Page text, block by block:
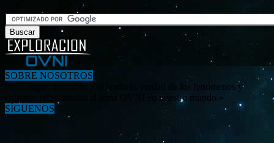
SOBRE NOSOTROS
«Investigar, descubrir y difundir la verdad de los fenómenos y
enigmas relacionados al tema OVNI en nuestro mundo.»
SÍGUENOS